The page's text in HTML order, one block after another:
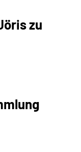
zu